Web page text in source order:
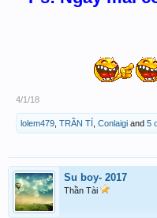
4/1/18
lolem479 TRẦN TÍ Conlaigi and 5
Su boy- 2017
Thần Tài